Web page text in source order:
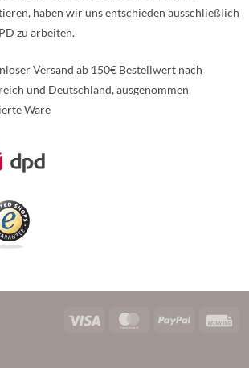
haben wir uns entschieden ausschließlich
zu arbeiten.
Versand ab 150€ Bestellwert nach
und Deutschland, ausgenommen
Ware
Informationen über den gesperrten Inhalt.
Visa MasterCardPayPal